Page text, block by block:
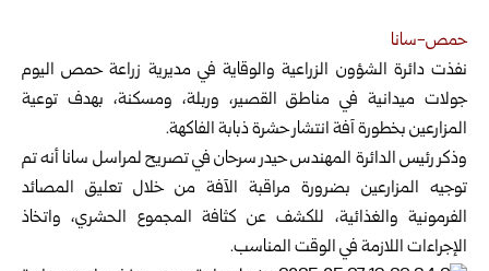
حمص-سانا
نفذت دائرة الشؤون الزراعية والوقاية في مديرية زراعة حمص اليوم
جولات ميدانية في مناطق القصير، وربلة، ومسكنة، بهدف توعية
المزارعين بخطورة آفة انتشار حشرة ذبابة الفاكهة.
وذكر رئيس الدائرة المهندس حيدر سرحان في تصريح لمراسل سانا أنه تم
توجيه المزارعين بضرورة مراقبة الآفة من خلال تعليق المصائد
الفرمونية والغذائية، للكشف عن كثافة المجموع الحشري، واتخاذ
الإجراءات اللازمة في الوقت المناسب.